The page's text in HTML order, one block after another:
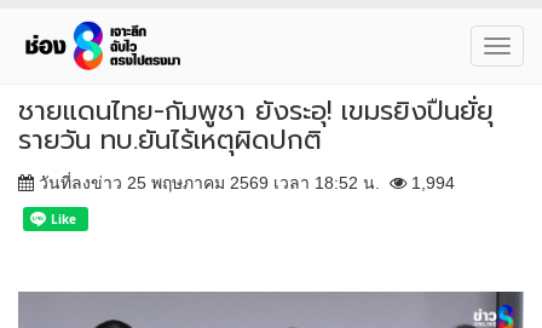
ชายแดนไทย-กัมพูชา ยังระอุ! เขมรยิงปืนยั่ยุ
รายวัน ทบ.ยันไร้เหตุผิดปกติ
วันที่ลงข่าว 25 พฤษภาคม 2569 เวลา 18:52 น. 1,994